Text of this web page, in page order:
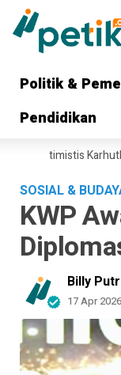
Politik &
Pendidikan
Politik &
Pendidikan
Karhutla
SOSIAL &
KWP
Billy
17 Apr 2026